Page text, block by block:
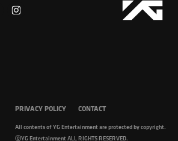
PRIVACY POLICY CONTACT
All contents of YG Entertainment are protected by copyright.
ⓒYG Entertainment ALL RIGHTS RESERVED.